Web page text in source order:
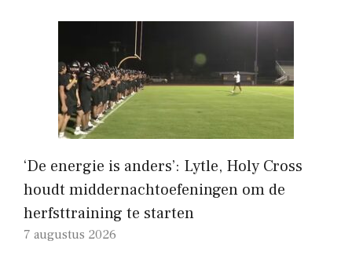
‘De energie is anders’: Lytle, Holy Cross
houdt middernachtoefeningen om de
herfsttraining te starten
7 augustus 2026